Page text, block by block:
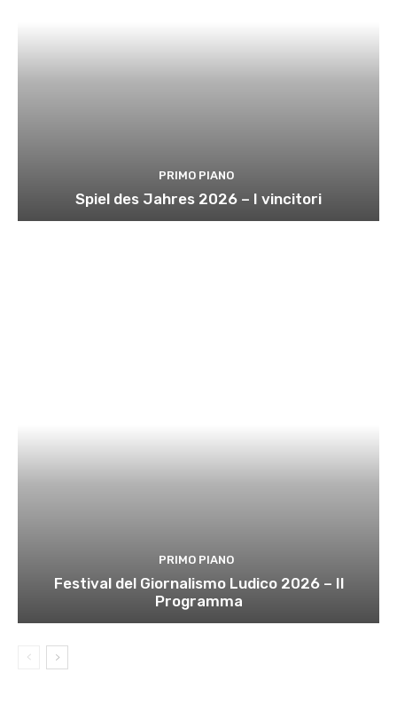
PRIMO PIANO
Spiel des Jahres 2026 – I vincitori
PRIMO PIANO
Festival del Giornalismo Ludico 2026 – Il
Programma